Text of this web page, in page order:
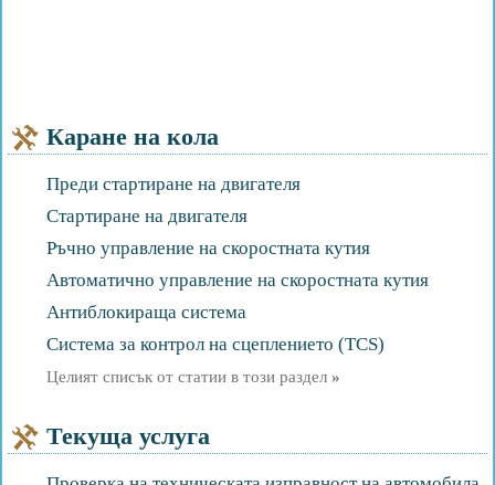
Каране на кола
Преди стартиране на двигателя
Стартиране на двигателя
Ръчно управление на скоростната кутия
Автоматично управление на скоростната кутия
Антиблокираща система
Система за контрол на сцеплението (TCS)
Целият списък от статии в този раздел »
Текуща услуга